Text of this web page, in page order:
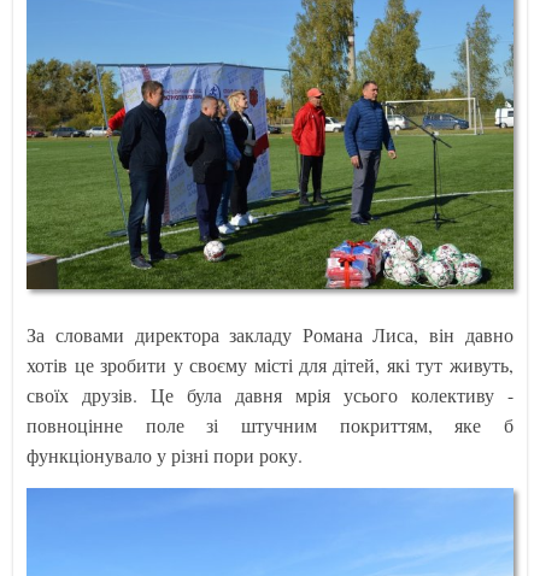
За словами директора закладу Романа Лиса, він давно
хотів це зробити у своєму місті для дітей, які тут живуть,
своїх друзів. Це була давня мрія усього колективу -
повноцінне поле зі штучним покриттям, яке б
функціонувало у різні пори року.